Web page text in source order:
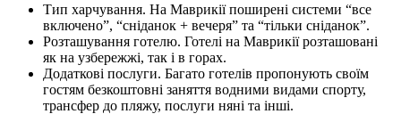
Тип харчування. На Маврикії поширені системи “все
включено”, “сніданок + вечеря” та “тільки сніданок”.
Розташування готелю. Готелі на Маврикії розташовані
як на узбережжі, так і в горах.
Додаткові послуги. Багато готелів пропонують своїм
гостям безкоштовні заняття водними видами спорту,
трансфер до пляжу, послуги няні та інші.